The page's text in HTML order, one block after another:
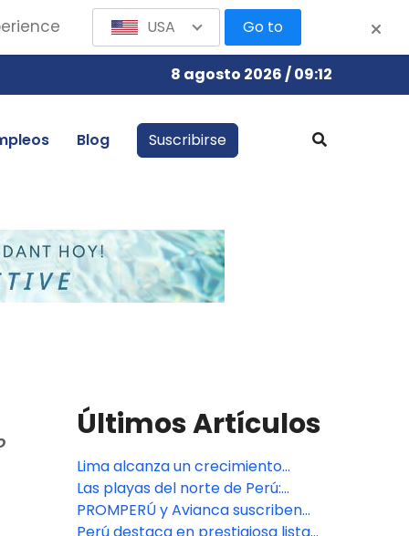
8 agosto 2026 / 09:12
Blog Suscribirse
Últimos Artículos
Lima alcanza un crecimiento
histórico y se consolida entre los
principales destinos MICE de
Las playas del norte de Perú:
verano sin prisas y viajes para
PROMPERÚ y Avianca suscriben
USA Go to